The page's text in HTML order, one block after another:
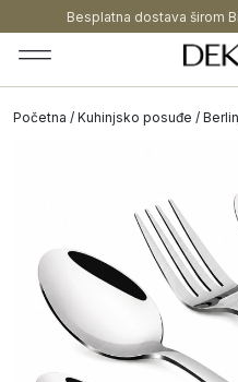
Besplatna dostava širom
Početna / Kuhinjsko posuđe /